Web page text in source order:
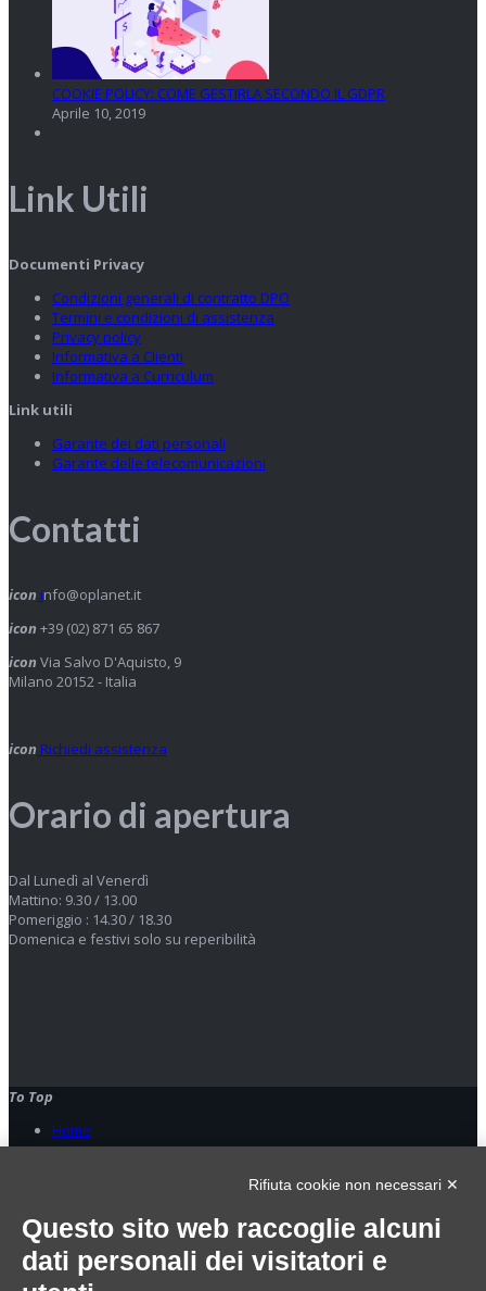
COOKIE POLICY: COME GESTIRLA SECONDO IL GDPR
Aprile 10, 2019
Link Utili
Documenti Privacy
Condizioni generali di contratto DPO
Termini e condizioni di assistenza
Privacy policy
Informativa a Clienti
Informativa a Curriculum
Link utili
Garante dei dati personali
Garante delle telecomunicazioni
Contatti
icon info@oplanet.it
icon +39 (02) 871 65 867
icon Via Salvo D'Aquisto, 9
Milano 20152 - Italia
icon Richiedi assistenza
Orario di apertura
Dal Lunedì al Venerdì
Mattino: 9.30 / 13.00
Pomeriggio : 14.30 / 18.30
Domenica e festivi solo su reperibilità
To Top
Home
Servizi
Gestionali
Sicurezza e reti
Centralini
Rifiuta cookie non necessari ✕
Questo sito web raccoglie alcuni
dati personali dei visitatori e